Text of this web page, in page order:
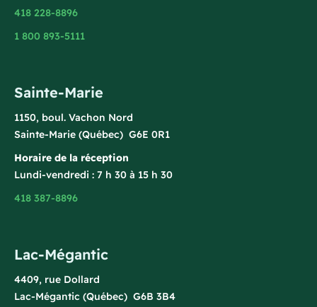
418 228-8896
1 800 893-5111
Sainte-Marie
1150, boul. Vachon Nord
Sainte-Marie (Québec) G6E 0R1
Horaire de la réception
Lundi-vendredi : 7 h 30 à 15 h 30
418 387-8896
Lac-Mégantic
4409, rue Dollard
Lac-Mégantic (Québec) G6B 3B4